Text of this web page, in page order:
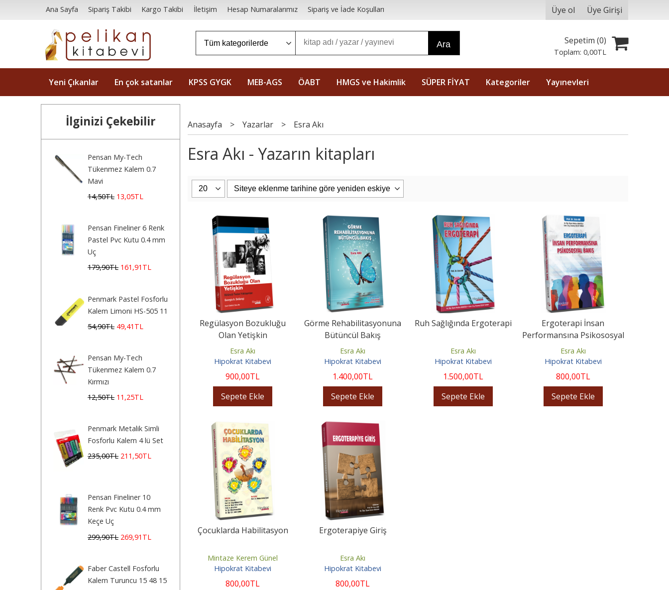
Ana Sayfa Sipariş Takibi Kargo Takibi İletişim Hesap Numaralarımız Sipariş ve İade Koşulları Üye ol Üye Girişi
Ara Sepetim (0)
Toplam:0,00TL
Yeni Çıkanlar En çok satanlar KPSS GYGK MEB-AGS ÖABT HMGS ve Hakimlik SÜPER FİYAT Kategoriler Yayınevleri
İlginizi Çekebilir
Pensan My-Tech
Tükenmez Kalem 0.7
Mavi
14,50TL 13,05TL
Pensan Fineliner 6 Renk
Pastel Pvc Kutu 0.4 mm
Uç
179,90TL 161 ,91 TL
Penmark Pastel Fosforlu
Kalem Limoni HS-505 11
54,90TL 49,41 TL
Pensan My-Tech
Tükenmez Kalem 0.7
Kırmızı
12,50TL 11 ,25TL
Penmark Metalik Simli
Fosforlu Kalem 4 lü Set
235,00TL 211 ,50TL
Pensan Fineliner 10
Renk Pvc Kutu 0.4 mm
Keçe Uç
299,90TL 269,91 TL
Faber Castell Fosforlu
Kalem Turuncu 15 48 15
Anasayfa > Yazarlar > Esra Akı
Esra Akı - Yazarın kitapları
Regülasyon Bozukluğu
Olan Yetişkin
Esra Akı
Hipokrat Kitabevi
900,00TL
Sepete Ekle
Görme Rehabilitasyonuna
Bütüncül Bakış
Esra Akı
Hipokrat Kitabevi
1.400,00TL
Sepete Ekle
Ruh Sağlığında Ergoterapi
Esra Akı
Hipokrat Kitabevi
1.500,00TL
Sepete Ekle
Ergoterapi İnsan
Performansına Psikososyal
Bakış
Esra Akı
Hipokrat Kitabevi
800,00TL
Sepete Ekle
Çocuklarda Habilitasyon
Mintaze Kerem Günel
Hipokrat Kitabevi
800,00TL
Ergoterapiye Giriş
Esra Akı
Hipokrat Kitabevi
800,00TL